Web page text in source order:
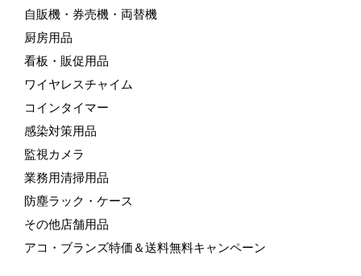
自販機・券売機・両替機
厨房用品
看板・販促用品
ワイヤレスチャイム
コインタイマー
感染対策用品
監視カメラ
業務用清掃用品
防塵ラック・ケース
その他店舗用品
アコ・ブランズ特価＆送料無料キャンペーン